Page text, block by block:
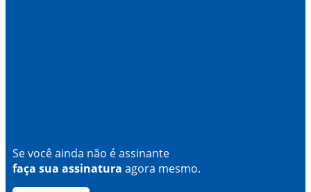
Se você ainda não é assinante
faça sua assinatura agora mesmo.